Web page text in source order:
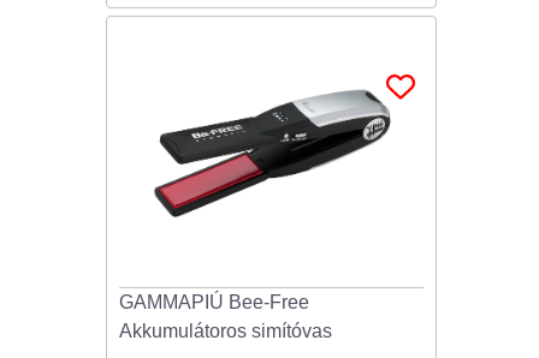
GAMMAPIÚ Bee-Free
Akkumulátoros simítóvas